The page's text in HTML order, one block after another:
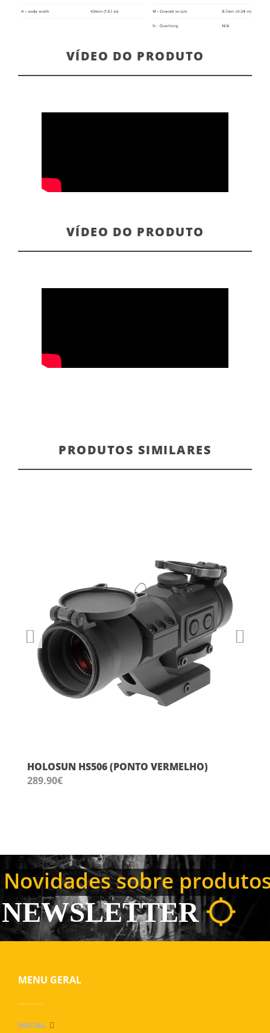
VÍDEO DO PRODUTO
VÍDEO DO PRODUTO
PRODUTOS SIMILARES
HOLOSUN HS506 (PONTO VERMELHO)
289.90€
Novidades sobre
NEWSLETTER
MENU GERAL
INICIAL